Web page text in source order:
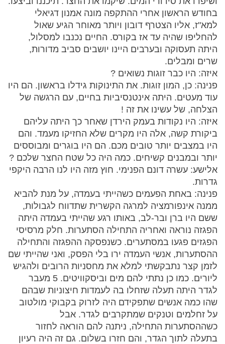
בחודש הראשון אחרי ההתקפה מונה אמנון דגיאלי
למא"ז, אליו הצטרף דובון ויותר מאוחר הגיע שאול
להחליפו שהיה עד אז בקורס. החיים נכנבו למסלול,
היתה תעסוקה ובערבים היינו יושבים סביב מדורות,
שרים ומבלים.
איזה: היו כבר זוגות נשואים ?
פנינה: כן, המון זוגות. את התינוקות גידלו בראשון. הם היו
עוד מעטים. היתה אינטנסיביות בחיים, עם הרגשה של
הצלחה, של עשינו את זה !
איזה: היו נקודות בעמק הירדן שאחר כך היתה עליהם
ביקורת קשה, אלה היו מקרים שלא החזיקו מעמד. והם
היו במצבים יותר טובים מכם. הם היו בוגרים ומבוססים
יותר ובמבנים קשיחים. כמה היה כל שטח החצר שלכם ?
אלישע: עשרה דונם הפנימי. חוץ מזה היו לנו הרבה היקפי
גדרות.
פנינה: באחת הפעמים כשהייתי בעמדה, על מנת להביא
ממנה אינפורמציה למרגה הקשרית שתדווח לגבולות,
ששם היו ברן ובר-לב, באותו רגע שהייתי בעמדה היתה
הפגזה נוראה ואחריה התחילה הסתערות. חלק מרסיסי
הפגזים פגעו במסתערים. כשנפסקה ההפגזה והתחילה
ההסתערות, אנשי העמדה ירו בלי הפסק, ואני שהייתי שם
לזמן קצר נתבקשתי למלא את מחסניות הרובים ולהגיש
ליורים. כמו כן נתתי להם מים וביסקוויטים. 5 מעבר
לגדר היתה תעלה שזחלו בה לעמדות חיצוניות שבהם
שהו כמה אנשים שתפקידם היה לזרוק בקבוקי מולטוב
על זחלמים וטנקים שמתקרבים לגדר. אבל
כשההסתערות התחילה, ניתנה להם הוראה לחזור
בתעלה לתוך הגדר, והם חזרו בשלום. גם זה היה רעיון